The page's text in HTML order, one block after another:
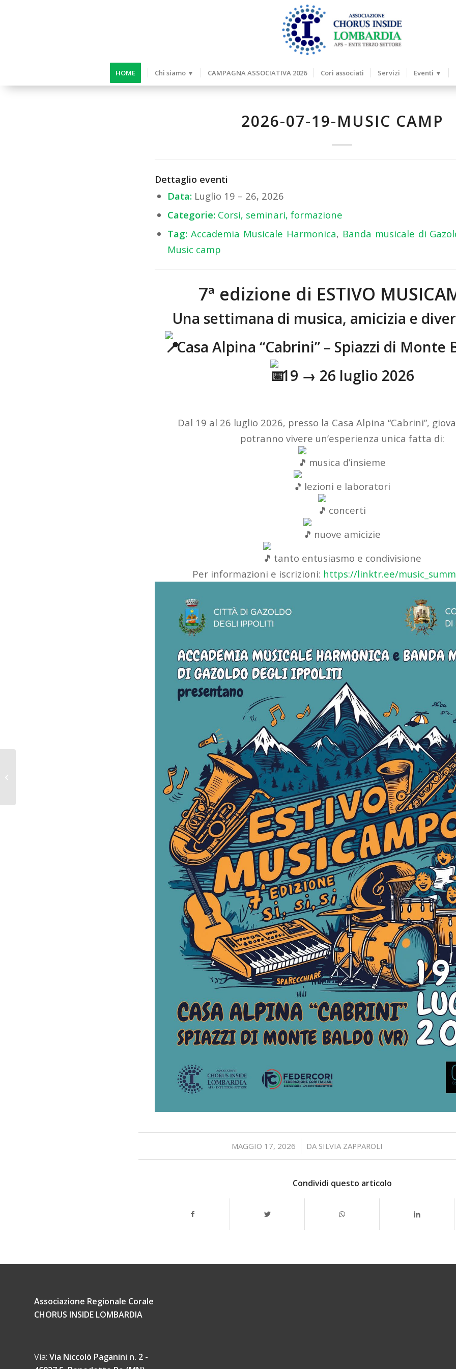
HOME Chi siamo ▼ CAMPAGNA ASSOCIATIVA 2026 Cori associati Servizi Eventi ▼
2026-07-19-MUSIC CAMP
Dettaglio eventi
Data: Luglio 19 – 26, 2026
Categorie: Corsi, seminari, formazione
Tag: Accademia Musicale Harmonica, Banda musicale di
Music camp
7ª edizione di ESTIVO
Una settimana di musica, amicizia e
Casa Alpina “Cabrini” – Spiazzi di Monte
19 → 26 luglio 2026
Dal 19 al 26 luglio 2026, presso la Casa Alpina “Cabrini”,
potranno vivere un’esperienza unica fatta di:
musica d’insieme
lezioni e laboratori
concerti
nuove amicizie
tanto entusiasmo e condivisione
Per informazioni e iscrizioni: https://linktr.ee/
MAGGIO 17, 2026
/ DA SILVIA ZAPPAROLI
Condividi questo articolo
Associazione Regionale Corale
CHORUS INSIDE LOMBARDIA
Via: Via Niccolò Paganini n. 2 -